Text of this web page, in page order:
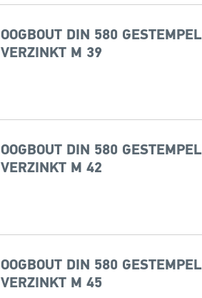
OOGBOUT DIN 580
VERZINKT M 39
OOGBOUT DIN 580
VERZINKT M 42
OOGBOUT DIN 580
VERZINKT M 45